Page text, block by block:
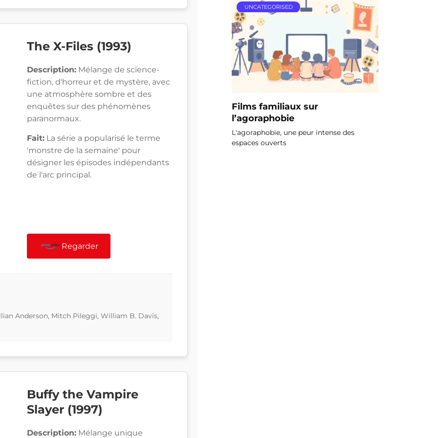
The X-Files (1993)
Description: Mélange de science-
fiction, d'horreur et de mystère, avec
une atmosphère sombre et des
enquêtes sur des phénomènes
paranormaux.
Fait: La série a popularisé le terme
'monstre de la semaine' pour
désigner les épisodes indépendants
de l'arc principal.
Regarder
Anderson, Mitch Pileggi, William B. Davis,
Buffy the Vampire
Slayer (1997)
Description: Mélange unique
UNCATEGORISED
Films familiaux sur
l’agoraphobie
L'agoraphobie, une peur intense des
espaces ouverts